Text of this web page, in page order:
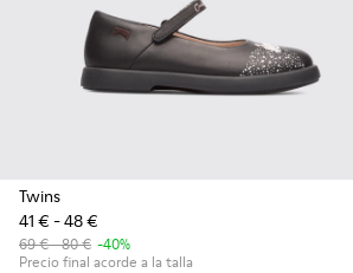
Twins
41 € - 48 €
69 € - 80 € -40%
Precio final acorde a la talla